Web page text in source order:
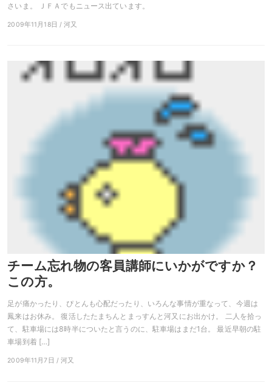
さいま。 ＪＦＡでもニュース出ています。
2009年11月18日 / 河又
チーム忘れ物の客員講師にいかがですか？
この方。
足が痛かったり、ぴとんも心配だったり、いろんな事情が重なって、今週は
鳳来はお休み。 復活したたまちんとまっすんと河又にお出かけ。 二人を拾っ
て、駐車場には8時半についたと言うのに、駐車場はまだ1台。 最近早朝の駐
車場到着 […]
2009年11月7日 / 河又